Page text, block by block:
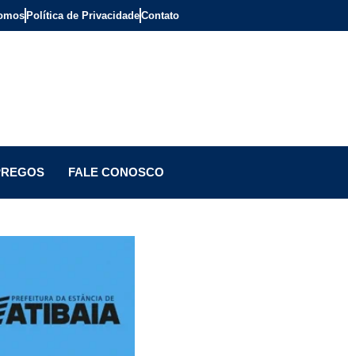
Política de PrivacidadeContato
FALE CONOSCO